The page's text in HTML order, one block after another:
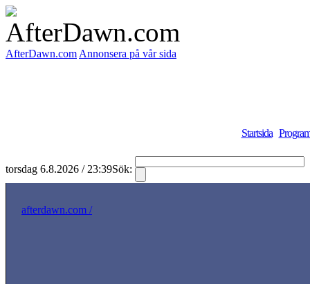
AfterDawn.com Annonsera på vår sida
Startsida
torsdag 6.8.2026 / 23:39Sök:
afterdawn.com /